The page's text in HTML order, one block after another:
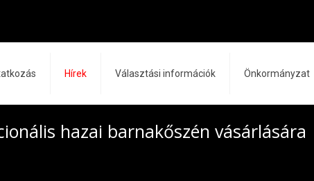
Hírek Választási információk Önkormányzat
hazai barnakőszén vásárlására